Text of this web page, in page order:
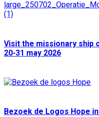
Visit the missionary ship
20-31 may 2026
Bezoek de Logos Hope